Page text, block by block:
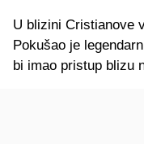
U blizini Cristianove
Pokušao je
bi imao pristup blizu